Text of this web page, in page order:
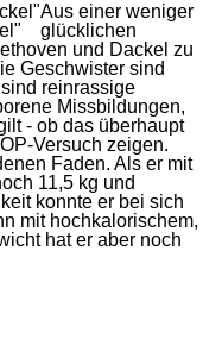
Aus einer weniger
glücklichen
und Dackel zu
Geschwister sind
reinrassige
Missbildungen,
- ob das überhaupt
Versuch zeigen.
Faden. Als er mit
11,5 kg und
konnte er bei sich
mit hochkalorischem,
hat er aber noch